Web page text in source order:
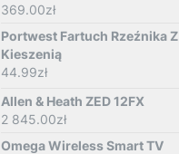
369.00zł
Portwest Fartuch Rzeźnika Z
Kieszenią
44.99zł
Allen & Heath ZED 12FX
2 845.00zł
Omega Wireless Smart TV